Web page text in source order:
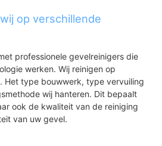
op verschillende
professionele gevelreinigers die
werken. Wij reinigen op
Het type bouwwerk, type vervuiling
wij hanteren. Dit bepaalt
ook de kwaliteit van de reiniging
van uw gevel.